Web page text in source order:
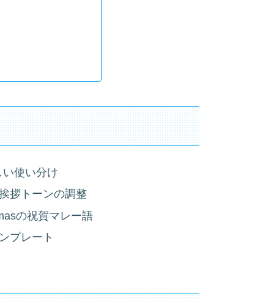
使い分け
拶トーンの調整
の祝賀マレー語
プレート